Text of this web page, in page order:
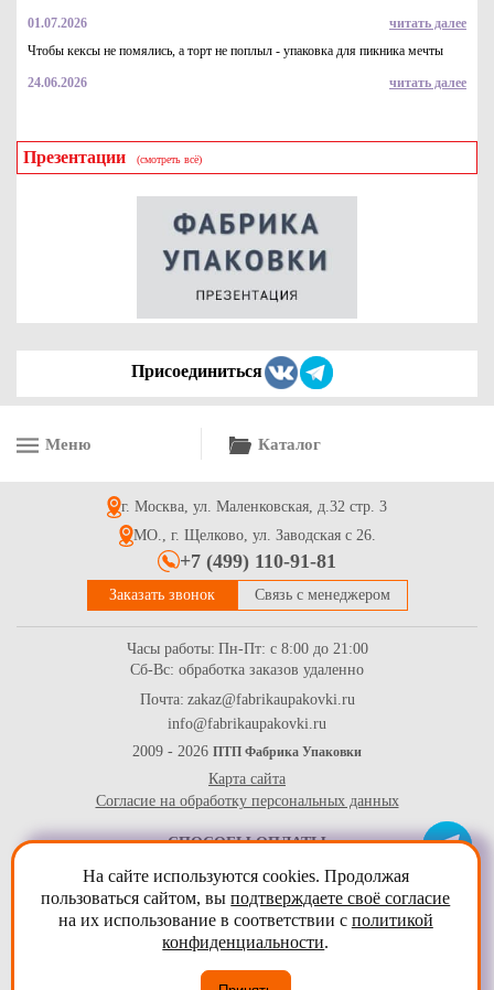
01.07.2026
читать далее
Чтобы кексы не помялись, а торт не поплыл - упаковка для пикника мечты
24.06.2026 читать далее
Презентации (смотреть всё)
Присоединиться
Меню Каталог
г. Москва, ул. Маленковская, д.32 стр. 3
МО., г. Щелково, ул. Заводская с 26.
+7 (499) 110-91-81
Заказать звонок Связь с менеджером
Часы работы: Пн-Пт: с 8:00 до 21:00
Сб-Вс: обработка заказов удаленно
Почта: zakaz@fabrikaupakovki.ru
info@fabrikaupakovki.ru
2009 - 2026 ПТП Фабрика Упаковки
Карта сайта
Согласие на обработку персональных данных
СПОСОБЫ ОПЛАТЫ
На сайте используются cookies. Продолжая
пользоваться сайтом, выподтверждаете своё согласие
на их использование в соответствии с политикой
конфиденциальности.